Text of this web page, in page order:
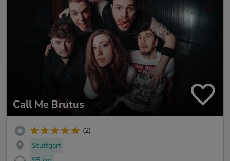
Call Me Brutus
(2)
Stuttgart